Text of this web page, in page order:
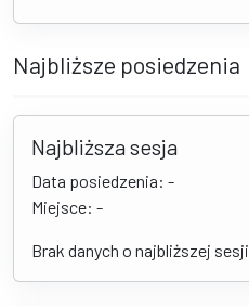
Najbliższe posiedzenia
Najbliższa sesja
Data posiedzenia: -
Miejsce: -
Brak danych o najbliższej sesji